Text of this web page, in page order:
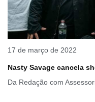
17 de março de 2022
Nasty Savage cancela
Da Redação com